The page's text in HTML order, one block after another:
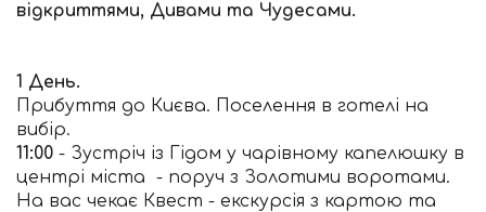
відкриттями, Дивами та Чудесами.
1 День.
Прибуття до Києва. Поселення в готелі на
вибір.
11:00 - Зустріч із Гідом у чарівному капелюшку в
центрі міста - поруч з Золотими воротами.
На вас чекає Квест - екскурсія з картою та